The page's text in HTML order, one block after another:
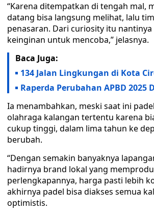
“Karena ditempatkan di tengah mal,
datang bisa langsung melihat, lalu
penasaran. Dari curiosity itu
keinginan untuk mencoba,” jelasnya.
Baca Juga:
134 Jalan Lingkungan di Kota
Raperda Perubahan APBD 2025
Ia menambahkan, meski saat ini
olahraga kalangan tertentu karena
cukup tinggi, dalam lima tahun ke
berubah.
“Dengan semakin banyaknya
hadirnya brand lokal yang
perlengkapannya, harga pasti lebih
akhirnya padel bisa diakses semua
optimistis.